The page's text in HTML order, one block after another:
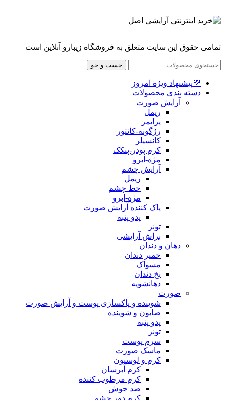
تمامی حقوق این سایت متعلق به فروشگاه زیبارو آنلاین است
جست و جو
💜پیشنهاد ویژه امروز
دسته بندی محصولات
آرایش صورت
ریمل
پرایمر
رژگونه-کانتور
کانسیلر
کرم پودر-پنکک
مژه-ابرو
آرایش چشم
ریمل
خط چشم
مژه-ابرو
پاک کننده آرایش صورت
پدو پنبه
تونر
براش آرایشی
دهان و دندان
خمیر دندان
مسواک
نخ دندان
دهانشویه
صورت
شوینده و پاکسازی پوست و آرایش صورت
صابون و شوینده
پدو پنبه
تونر
سرم پوست
ماسک صورت
کرم و لوسیون
کرم آبرسان
کرم مرطوب کننده
ضد جوش